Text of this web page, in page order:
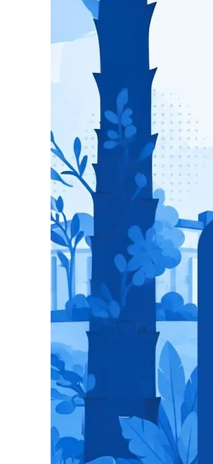
evento termina no domingo
domingo, o parque de
Lote especial da área
A Fespop Festival é
tragédia climática que
lançou uma campanha de
atingidas no estado. Com a
de R$ 50, válido para a
Como chegar
O acesso ao município de
Foz do Iguaçu – Curitiba, o
Rua Gabriel Hoepers, até o
no Bairro Parque dos Estados.
Estacionamento
Serão disponibilizadas
e Eventos, ao custo de R$
público (que pode chegar a
parcial ou totalmente
Transporte público